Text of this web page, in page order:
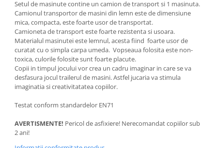
Silverlit
Simba
Smoby
Spin Master
Stragoo Games
Sycomore
Tender Leaf
Trefl
Setul de masinute contine un camion de transport si 1 masinuta.
Camionul transportor de masini din lemn este de dimensiune
mica, compacta, este foarte usor de transportat.
Camioneta de transport este foarte rezistenta si usoara.
Materialul masinutei este lemnul, acesta fiind foarte usor de
curatat cu o simpla carpa umeda. Vopseaua folosita este non-
toxica, culorile folosite sunt foarte placute.
Copii in timpul jocului vor crea un cadru imaginar in care se va
desfasura jocul trailerul de masini. Astfel jucaria va stimula
imaginatia si creativitatatea copiilor.
Testat conform standardelor EN71
AVERTISMENTE! Pericol de asfixiere! Nerecomandat copiilor sub
2 ani!